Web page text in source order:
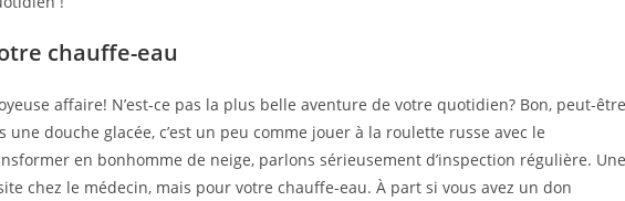
chauffe-eau
affaire! N’est-ce pas la plus belle aventure de votre quotidien? Bon, peut-être
une douche glacée, c’est un peu comme jouer à la roulette russe avec le
en bonhomme de neige, parlons sérieusement d’inspection régulière. Une
chez le médecin, mais pour votre chauffe-eau. À part si vous avez un don